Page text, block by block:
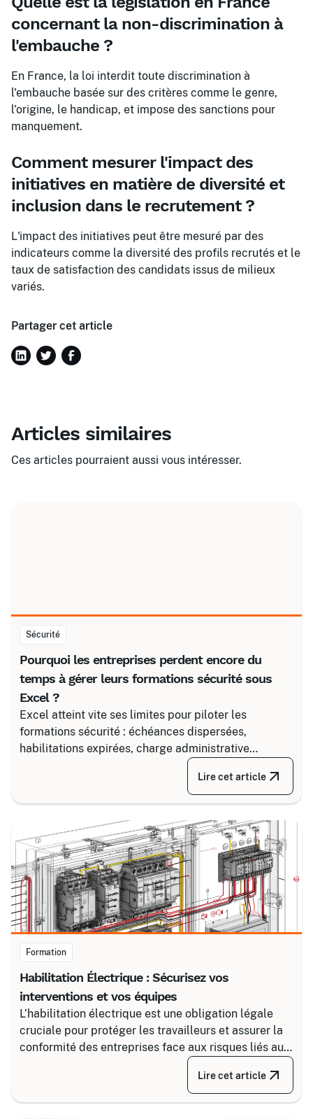
concernant la non-discrimination à
l'embauche ?
En France, la loi interdit toute discrimination à
l'embauche basée sur des critères comme le genre,
l'origine, le handicap, et impose des sanctions pour
manquement.
Comment mesurer l'impact des
initiatives en matière de diversité et
inclusion dans le recrutement ?
L'impact des initiatives peut être mesuré par des
indicateurs comme la diversité des profils recrutés et le
taux de satisfaction des candidats issus de milieux
variés.
Partager cet article
Articles similaires
Ces articles pourraient aussi vous intéresser.
Sécurité
Pourquoi les entreprises perdent encore du
temps à gérer leurs formations sécurité sous
Excel ?
Excel atteint vite ses limites pour piloter les
formations sécurité : échéances dispersées,
habilitations expirées, charge administrative
croissante. Découvrez comment structurer un suivi
fiable en associant un partenaire spécialisé comme
Certalis et un logiciel de gestion de formation (TMS).
Lire cet article
Formation
Habilitation Électrique : Sécurisez vos
interventions et vos équipes
L’habilitation électrique est une obligation légale
cruciale pour protéger les travailleurs et assurer la
conformité des entreprises face aux risques liés au
courant. Certalis vous accompagne avec des
formations sur-mesure, initiales ou de recyclage,
pour maîtriser tous les niveaux de sécurité, du
Lire cet article